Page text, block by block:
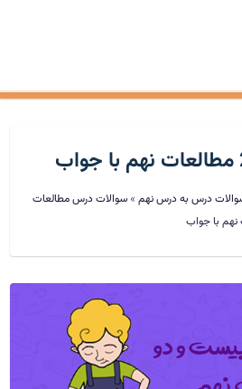
درس به درس نهم »سوالات درس مطالعات